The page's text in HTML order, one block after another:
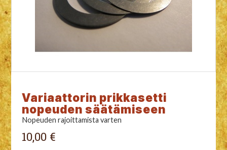
Variaattorin prikkasetti
nopeuden säätämiseen
Nopeuden rajoittamista varten
10,00 €